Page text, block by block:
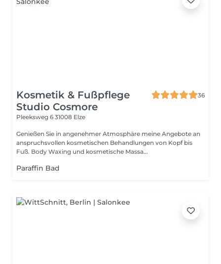
Kosmetik & Fußpflege
Studio Cosmore
36
Pleeksweg 6 31008 Elze
Genießen Sie in angenehmer Atmosphäre meine Angebote an
anspruchsvollen kosmetischen Behandlungen von Kopf bis
Fuß. Body Waxing und kosmetische Massa...
Paraffin Bad